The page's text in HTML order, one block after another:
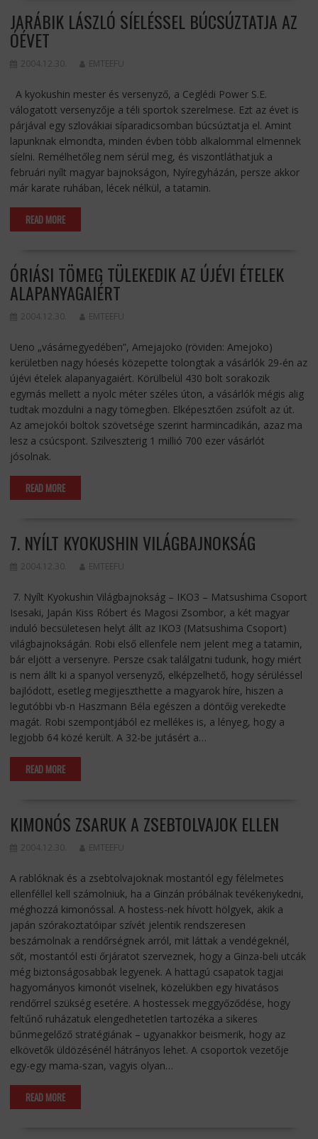
JARÁBIK LÁSZLÓ SÍELÉSSEL BÚCSÚZTATJA AZ
ÓÉVET
2004.12.30. EMTEEFU
A kyokushin mester és versenyző, a Ceglédi Power S.E.
válogatott versenyzője a téli sportok szerelmese. Ezt az évet is
párjával egy szlovákiai síparadicsomban búcsúztatja el. Amint
lapunknak elmondta, minden évben több alkalommal elmennek
síelni. Remélhetőleg nem sérül meg, és viszontláthatjuk a
februári nyílt magyar bajnokságon, Nyíregyházán, persze akkor
már karate ruhában, lécek nélkül, a tatamin.
READ MORE
ÓRIÁSI TÖMEG TÜLEKEDIK AZ ÚJÉVI ÉTELEK
ALAPANYAGAIÉRT
2004.12.30. EMTEEFU
Ueno „vásárnegyedében”, Amejajoko (röviden: Amejoko)
kerületben nagy hóesés közepette tolongtak a vásárlók 29-én az
újévi ételek alapanyagaiért. Körülbelül 430 bolt sorakozik
egymás mellett a nyolc méter széles úton, a vásárlók mégis alig
tudtak mozdulni a nagy tömegben. Elképesztően zsúfolt az út.
Az amejokói boltok szövetsége szerint harmincadikán, azaz ma
lesz a csúcspont. Szilveszterig 1 millió 700 ezer vásárlót
jósolnak.
READ MORE
7. NYÍLT KYOKUSHIN VILÁGBAJNOKSÁG
2004.12.30. EMTEEFU
7. Nyílt Kyokushin Világbajnokság – IKO3 – Matsushima Csoport
Isesaki, Japán Kiss Róbert és Magosi Zsombor, a két magyar
induló becsületesen helyt állt az IKO3 (Matsushima Csoport)
világbajnokságán. Robi első ellenfele nem jelent meg a tatamin,
bár eljött a versenyre. Persze csak találgatni tudunk, hogy miért
is nem állt ki a spanyol versenyző, elképzelhető, hogy sérüléssel
bajlódott, esetleg megijeszthette a magyarok híre, hiszen a
legutóbbi vb-n Haszmann Béla egészen a döntőig verekedte
magát. Robi szempontjából ez mellékes is, a lényeg, hogy a
legjobb 64 közé került. A 32-be jutásért a…
READ MORE
KIMONÓS ZSARUK A ZSEBTOLVAJOK ELLEN
2004.12.30. EMTEEFU
A rablóknak és a zsebtolvajoknak mostantól egy félelmetes
ellenféllel kell számolniuk, ha a Ginzán próbálnak tevékenykedni,
méghozzá kimonóssal. A hostess-nek hívott hölgyek, akik a
japán szórakoztatóipar szívét jelentik rendszeresen
beszámolnak a rendőrségnek arról, mit láttak a vendégeknél,
sőt, mostantól esti őrjáratot szerveznek, hogy a Ginza-beli utcák
még biztonságosabbak legyenek. A hattagú csapatok tagjai
hagyományos kimonót viselnek, közelükben egy hivatásos
rendőrrel szükség esetére. A hostessek meggyőződése, hogy
feltűnő ruházatuk elengedhetetlen tartozéka a sikeres
bűnmegelőző stratégiának – ugyanakkor beismerik, hogy az
elkövetők üldözésénél hátrányos lehet. A csoportok vezetője
egy-egy mama-szan, vagyis olyan…
READ MORE